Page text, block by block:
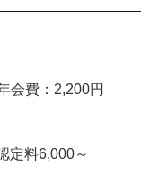
会費：2,200円
定料6,000～